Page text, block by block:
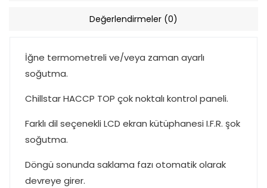
Değerlendirmeler (0)
İğne termometreli ve/veya zaman ayarlı
soğutma.
Chillstar HACCP TOP çok noktalı kontrol paneli.
Farklı dil seçenekli LCD ekran kütüphanesi I.F.R. şok
soğutma.
Döngü sonunda saklama fazı otomatik olarak
devreye girer.